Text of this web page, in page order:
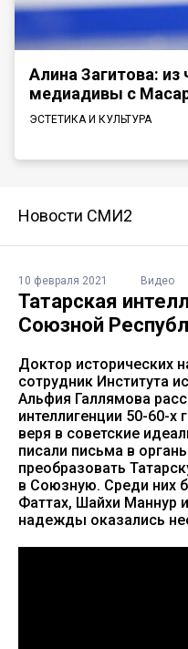
Алина Загитова: из
медиадивы с
ЭСТЕТИКА И КУЛЬТУРА
Новости СМИ2
10 февраля 2021 Видео
Татарская
Союзной
Доктор исторических
сотрудник Института
Альфия Галлямова
интеллигенции 50-60-х
веря в советские
писали письма в
преобразовать
в Союзную. Среди них
Фаттах, Шайхи Маннур
надежды оказались